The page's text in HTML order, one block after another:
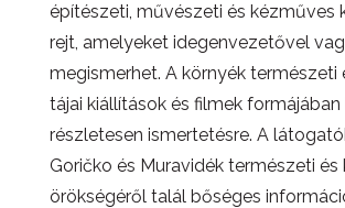
építészeti, művészeti és kézműves
rejt, amelyeket idegenvezetővel
megismerhet. A környék természeti
tájai kiállítások és filmek formájában
részletesen ismertetésre. A
Goričko és Muravidék természeti és
örökségéről talál bőséges